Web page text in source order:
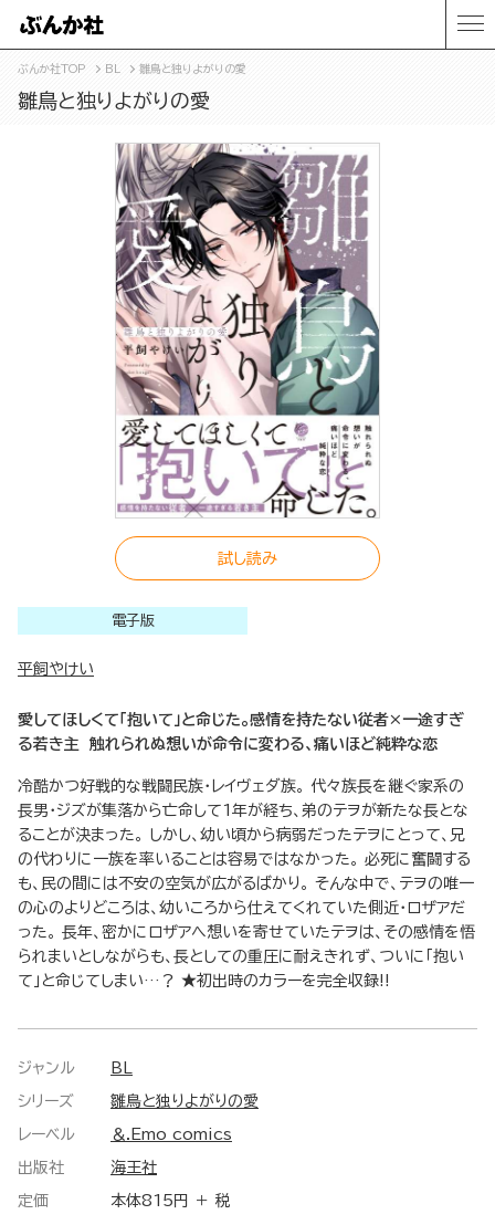
ぶんか社TOP BL 雛鳥と独りよがりの愛
雛鳥と独りよがりの愛
試し読み
電子版
平飼やけい
愛してほしくて「抱いて」と命じた。感情を持たない従者×一途すぎ
る若き主 触れられぬ想いが命令に変わる、痛いほど純粋な恋
冷酷かつ好戦的な戦闘民族・レイヴェダ族。 代々族長を継ぐ家系の
長男・ジズが集落から亡命して1年が経ち、弟のテヲが新たな長とな
ることが決まった。 しかし、幼い頃から病弱だったテヲにとって、兄
の代わりに一族を率いることは容易ではなかった。 必死に奮闘する
も、民の間には不安の空気が広がるばかり。 そんな中で、テヲの唯一
の心のよりどころは、幼いころから仕えてくれていた側近・ロザアだ
った。 長年、密かにロザアへ想いを寄せていたテヲは、その感情を悟
られまいとしながらも、長としての重圧に耐えきれず、ついに「抱い
て」と命じてしまい…？ ★初出時のカラーを完全収録!!
ジャンル BL
シリーズ 雛鳥と独りよがりの愛
レーベル ＆.Emo comics
出版社 海王社
定価 本体815円 ＋ 税